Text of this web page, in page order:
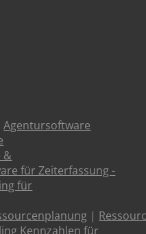
Agentursoftware
&
für Zeiterfassung -
für
|
Kennzahlen für